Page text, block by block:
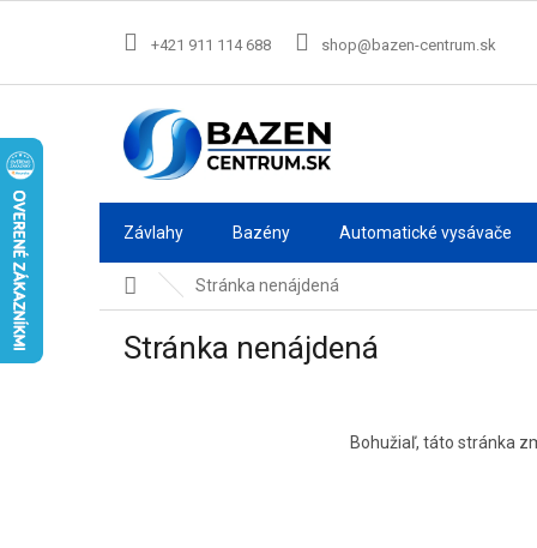
+421 911 114 688 shop@bazen-centrum.sk
Závlahy Bazény Automatické vysávače
DomovStránka nenájdená
Stránka nenájdená
Bohužiaľ, táto stránka